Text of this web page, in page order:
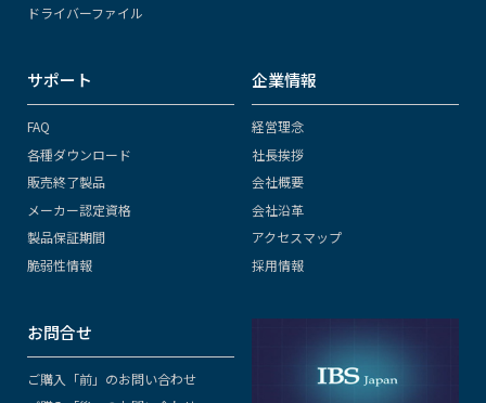
ドライバーファイル
サポート
FAQ
各種ダウンロード
販売終了製品
メーカー認定資格
製品保証期間
脆弱性情報
企業情報
経営理念
社長挨拶
会社概要
会社沿革
アクセスマップ
採用情報
お問合せ
ご購入「前」のお問い合わせ